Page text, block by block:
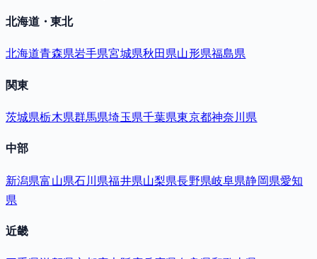
北海道・東北
北海道青森県岩手県宮城県秋田県山形県福島県
関東
茨城県栃木県群馬県埼玉県千葉県東京都神奈川県
中部
新潟県富山県石川県福井県山梨県長野県岐阜県静岡県愛知
県
近畿